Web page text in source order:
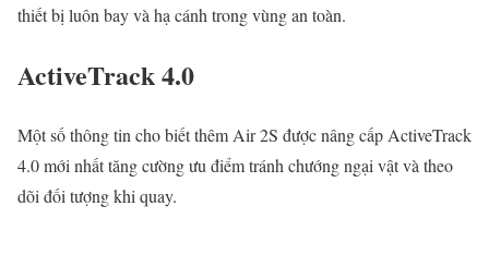
thiết bị luôn bay và hạ cánh trong vùng an toàn.
ActiveTrack 4.0
Một số thông tin cho biết thêm Air 2S được nâng cấp ActiveTrack
4.0 mới nhất tăng cường ưu điểm tránh chướng ngại vật và theo
dõi đối tượng khi quay.